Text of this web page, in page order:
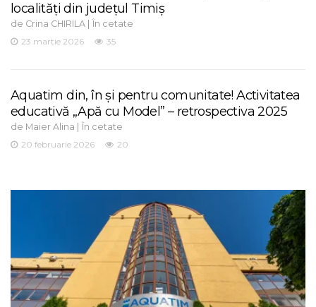
localități din județul Timiș
de Crina CHIRILA | În cetate
23 martie 2026
35
Aquatim din, în și pentru comunitate! Activitatea
educativă „Apă cu Model” – retrospectiva 2025
de Maier Alina | În cetate
20 februarie 2026
20